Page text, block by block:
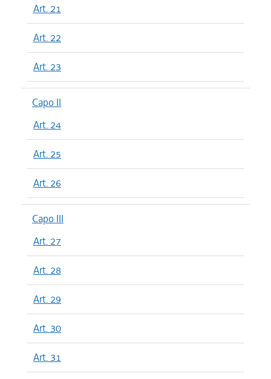
Art. 21
Art. 22
Art. 23
Capo II
Art. 24
Art. 25
Art. 26
Capo III
Art. 27
Art. 28
Art. 29
Art. 30
Art. 31